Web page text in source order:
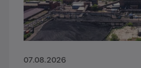
07.08.2026